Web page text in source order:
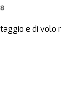
e di volo